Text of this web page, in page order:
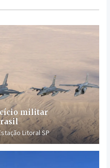
militar
Litoral SP